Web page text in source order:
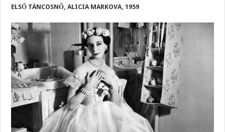
ELSŐ TÁNCOSNŐ, ALICIA MARKOVA, 1959